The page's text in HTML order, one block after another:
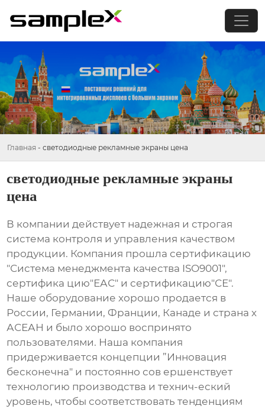
Главная - светодиодные рекламные экраны цена
светодиодные рекламные экраны
цена
В компании действует надежная и строгая
система контроля и управления качеством
продукции. Компания прошла сертификацию
"Система менеджмента качества ISO9001",
сертифика цию"ЕАС" и сертификацию"СЕ".
Наше оборудование хорошо продается в
России, Германии, Франции, Канаде и страна х
АСЕАН и было хорошо воспринято
пользователями. Наша компания
придерживается концепции ”Инновация
бесконечна" и постоянно сов ершенствует
технологию производства и технич-еский
уровень, чтобы соответствовать тенденциям